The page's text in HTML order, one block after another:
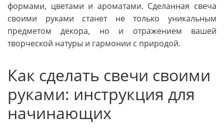
формами, цветами и ароматами. Сделанная свеча
своими руками станет не только уникальным
предметом декора, но и отражением вашей
творческой натуры и гармонии с природой.
Как сделать свечи своими
руками: инструкция для
начинающих